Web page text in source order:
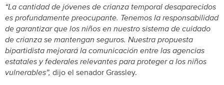
“La cantidad de jóvenes de crianza temporal desaparecidos
es profundamente preocupante. Tenemos la responsabilidad
de garantizar que los niños en nuestro sistema de cuidado
de crianza se mantengan seguros. Nuestra propuesta
bipartidista mejorará la comunicación entre las agencias
estatales y federales relevantes para proteger a los niños
vulnerables”, dijo el senador Grassley.